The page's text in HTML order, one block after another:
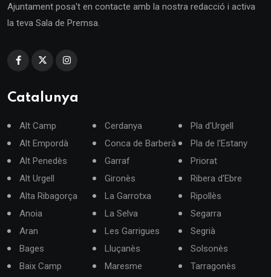
Ajuntament posa't en contacte amb la nostra redacció i activa
la teva Sala de Premsa.
Catalunya
Alt Camp
Alt Empordà
Alt Penedès
Alt Urgell
Alta Ribagorça
Anoia
Aran
Bages
Baix Camp
Cerdanya
Conca de Barberà
Garraf
Gironès
La Garrotxa
La Selva
Les Garrigues
Lluçanès
Maresme
Pla d'Urgell
Pla de l'Estany
Priorat
Ribera d'Ebre
Ripollès
Segarra
Segrià
Solsonès
Tarragonès